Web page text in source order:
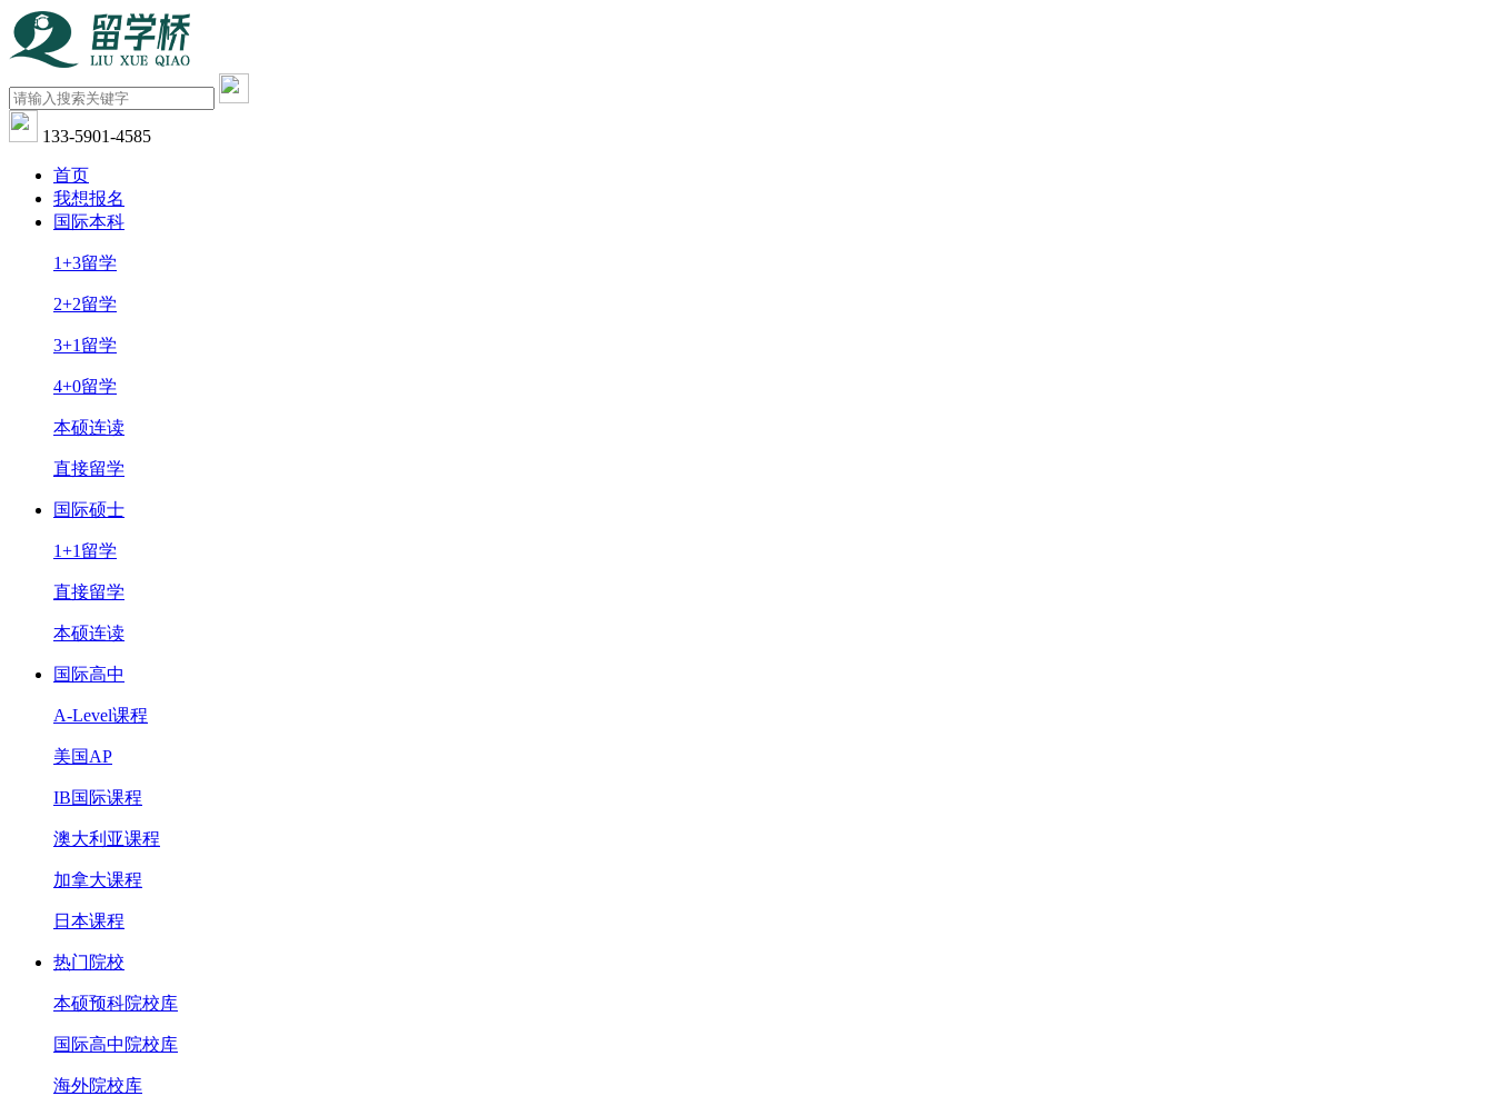
133-5901-4585
首页
我想报名
国际本科
1+3留学
2+2留学
3+1留学
4+0留学
本硕连读
直接留学
国际硕士
1+1留学
直接留学
本硕连读
国际高中
A-Level课程
美国AP
IB国际课程
澳大利亚课程
加拿大课程
日本课程
热门院校
本硕预科院校库
国际高中院校库
海外院校库